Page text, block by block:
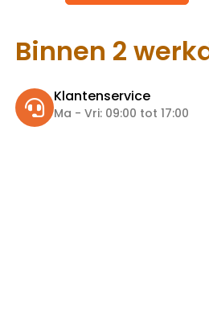
Binnen 2
Klantenservice
Ma - Vri: 09:00 tot 17:00